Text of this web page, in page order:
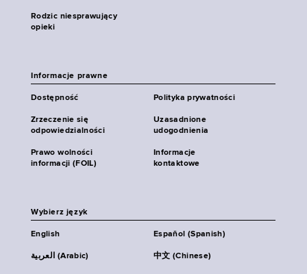
Rodzic niesprawujący
opieki
Informacje prawne
Dostępność Polityka prywatności
Zrzeczenie się
odpowiedzialności
Uzasadnione
udogodnienia
Prawo wolności
informacji (FOIL)
Informacje
kontaktowe
Wybierz język
English Español (Spanish)
العربية (Arabic) 中文 (Chinese)